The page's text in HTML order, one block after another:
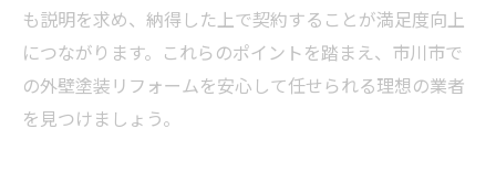
も説明を求め、納得した上で契約することが満足度向上
につながります。これらのポイントを踏まえ、市川市で
の外壁塗装リフォームを安心して任せられる理想の業者
を見つけましょう。